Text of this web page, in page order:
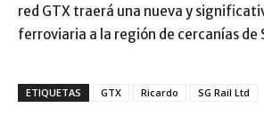
red GTX traerá una nueva y
ferroviaria a la región de cercanías de
ETIQUETAS GTX Ricardo SG Rail Ltd